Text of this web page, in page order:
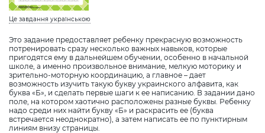
Це завдання українською
Это задание предоставляет ребенку прекрасную возможность
потренировать сразу несколько важных навыков, которые
пригодятся ему в дальнейшем обучении, особенно в начальной
школе, а именно произвольное внимание, мелкую моторику и
зрительно-моторную координацию, а главное – дает
возможность изучить такую букву украинского алфавита, как
буква «Б», и сделать первые шаги к ее написанию. В задании дано
поле, на котором хаотично расположены разные буквы. Ребенку
надо среди них найти букву «Б» и раскрасить ее (буква
встречается неоднократно), а затем написать ее по пунктирным
линиям внизу страницы.